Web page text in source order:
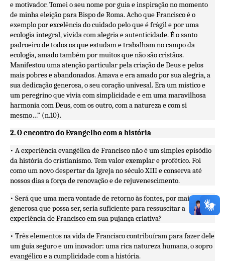
e motivador. Tomei o seu nome por guia e inspiração no momento
de minha eleição para Bispo de Roma. Acho que Francisco é o
exemplo por excelência do cuidado pelo que é frágil e por uma
ecologia integral, vivida com alegria e autenticidade. É o santo
padroeiro de todos os que estudam e trabalham no campo da
ecologia, amado também por muitos que não são cristãos.
Manifestou uma atenção particular pela criação de Deus e pelos
mais pobres e abandonados. Amava e era amado por sua alegria, a
sua dedicação generosa, o seu coração univesal. Era um místico e
um peregrino que vivia com simplicidade e em uma maravilhosa
harmonia com Deus, com os outro, com a natureza e com si
mesmo…” (n.10).
2. O encontro do Evangelho com a história
• A experiência evangélica de Francisco não é um simples episódio
da história do cristianismo. Tem valor exemplar e profético. Foi
como um novo despertar da Igreja no século XIII e conserva até
nossos dias a força de renovação e de rejuvenescimento.
• Será que uma mera vontade de retorno às fontes, por mais
generosa que possa ser, seria suficiente para ressuscitar a
experiência de Francisco em sua pujança criativa?
• Três elementos na vida de Francisco contribuíram para fazer dele
um guia seguro e um inovador: uma rica natureza humana, o sopro
evangélico e a cumplicidade com a história.